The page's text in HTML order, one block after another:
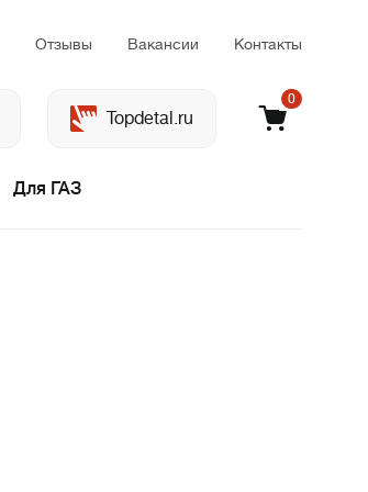
Отзывы Вакансии Контакты
Topdetal.ru
0
Для ГАЗ